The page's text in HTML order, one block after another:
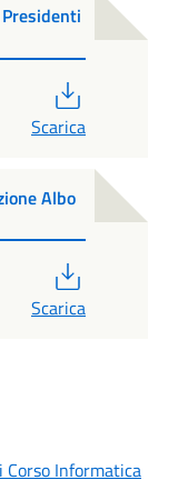
Scarica
Albo
Scarica
Informatica